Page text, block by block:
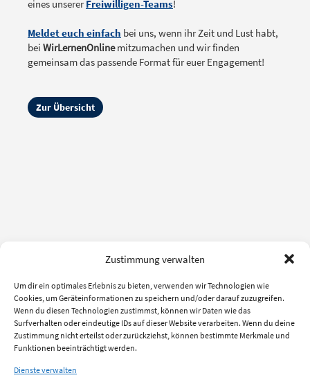
Zustimmung verwalten
Um dir ein optimales Erlebnis zu bieten, verwenden wir Technologien wie
Cookies, um Geräteinformationen zu speichern und/oder darauf zuzugreifen.
Wenn du diesen Technologien zustimmst, können wir Daten wie das
Surfverhalten oder eindeutige IDs auf dieser Website verarbeiten. Wenn du deine
Zustimmung nicht erteilst oder zurückziehst, können bestimmte Merkmale und
Funktionen beeinträchtigt werden.
Dienste verwalten
eines unsererFreiwilligen-Teams!
Meldet euch einfach bei uns, wenn ihr Zeit und Lust habt,
bei WirLernenOnlinemitzumachen und wir finden
gemeinsam das passende Format für euer Engagement!
Zur Übersicht